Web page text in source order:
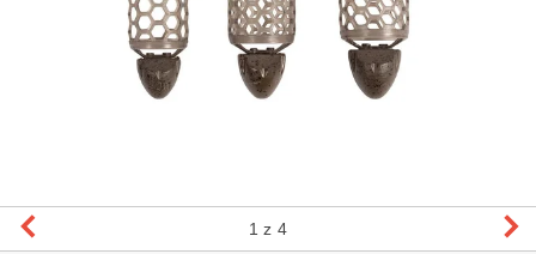
1 z 4